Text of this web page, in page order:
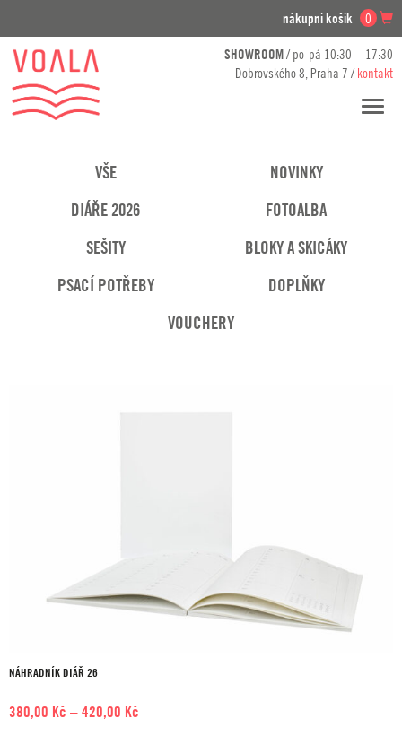
nákupní košík 0
SHOWROOM/ po-pá 10:30—17:30
Dobrovského 8, Praha 7 /kontakt
VŠE
NOVINKY
DIÁŘE 2026
FOTOALBA
SEŠITY
BLOKY A SKICÁKY
PSACÍ POTŘEBY
DOPLŇKY
VOUCHERY
NÁHRADNÍK DIÁŘ 26
380,00 Kč –420,00 Kč